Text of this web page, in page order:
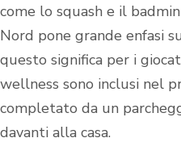
come lo squash e il
Nord pone grande enfasi
questo significa per i
wellness sono inclusi nel
completato da un
davanti alla casa.